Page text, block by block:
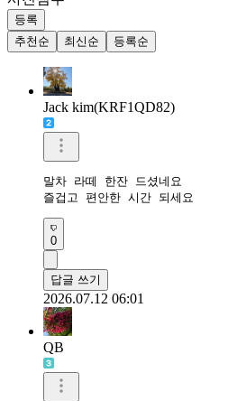
등록
추천순
최신순 등록순
Jack kim(KRF1QD82)
말차 라떼 한잔 드셨네요
즐겁고 편안한 시간 되세요
0
답글 쓰기
2026.07.12 06:01
QB